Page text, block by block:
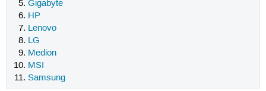
Gigabyte
HP
Lenovo
LG
Medion
MSI
Samsung